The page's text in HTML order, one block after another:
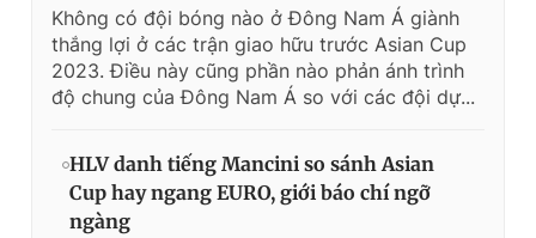
Không có đội bóng nào ở Đông Nam Á giành
thắng lợi ở các trận giao hữu trước Asian Cup
2023. Điều này cũng phần nào phản ánh trình
độ chung của Đông Nam Á so với các đội dự...
HLV danh tiếng Mancini so sánh Asian
Cup hay ngang EURO, giới báo chí ngỡ
ngàng